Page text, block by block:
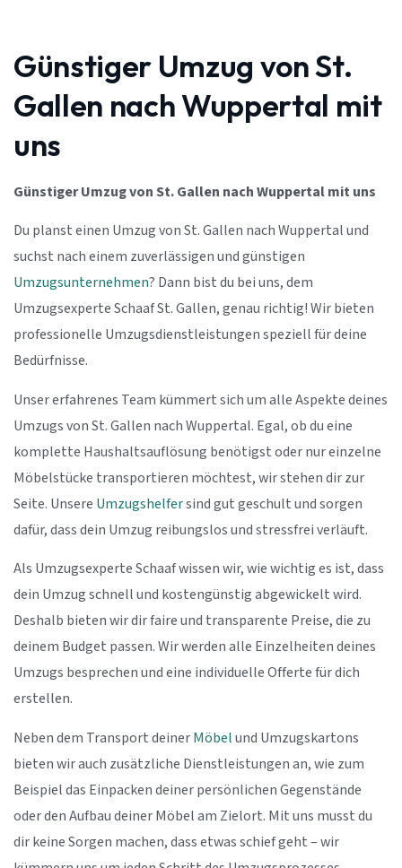
Günstiger Umzug von St.
Gallen nach Wuppertal mit
uns
Günstiger Umzug von St. Gallen nach Wuppertal mit uns
Du planst einen Umzug von St. Gallen nach Wuppertal und
suchst nach einem zuverlässigen und günstigen
Umzugsunternehmen? Dann bist du bei uns, dem
Umzugsexperte Schaaf St. Gallen, genau richtig! Wir bieten
professionelle Umzugsdienstleistungen speziell für deine
Bedürfnisse.
Unser erfahrenes Team kümmert sich um alle Aspekte deines
Umzugs von St. Gallen nach Wuppertal. Egal, ob du eine
komplette Haushaltsauflösung benötigst oder nur einzelne
Möbelstücke transportieren möchtest, wir stehen dir zur
Seite. Unsere Umzugshelfersind gut geschult und sorgen
dafür, dass dein Umzug reibungslos und stressfrei verläuft.
Als Umzugsexperte Schaaf wissen wir, wie wichtig es ist, dass
dein Umzug schnell und kostengünstig abgewickelt wird.
Deshalb bieten wir dir faire und transparente Preise, die zu
deinem Budget passen. Wir werden alle Einzelheiten deines
Umzugs besprechen und eine individuelle Offerte für dich
erstellen.
Neben dem Transport deinerMöbelund Umzugskartons
bieten wir auch zusätzliche Dienstleistungen an, wie zum
Beispiel das Einpacken deiner persönlichen Gegenstände
oder den Aufbau deiner Möbel am Zielort. Mit uns musst du
dir keine Sorgen machen, dass etwas schief geht – wir